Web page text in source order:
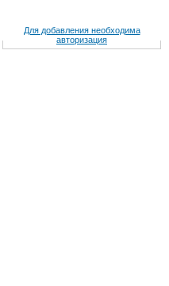
Для добавления необходима
авторизация